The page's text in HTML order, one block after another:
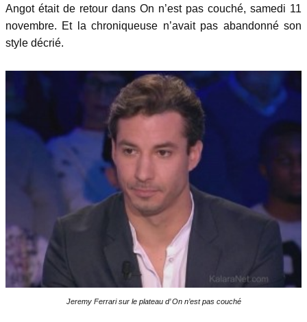
Angot était de retour dans On n’est pas couché, samedi 11
novembre. Et la chroniqueuse n’avait pas abandonné son
style décrié.
Jeremy Ferrari sur le plateau d’ On n’est pas couché